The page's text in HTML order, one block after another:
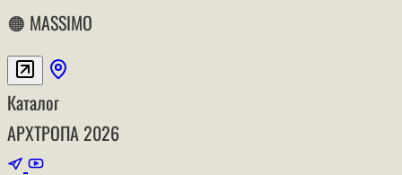
🟠 MASSIMO
Каталог
АРХТРОПА 2026